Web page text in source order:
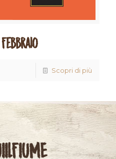
Scopri di più